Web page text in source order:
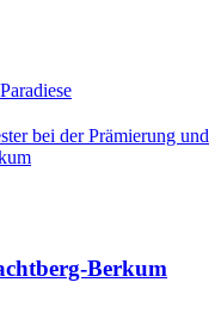
Berkum